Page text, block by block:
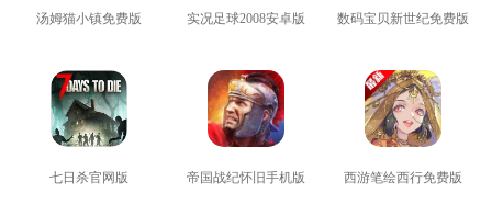
汤姆猫小镇免费版 实况足球2008安卓版 数码宝贝新世纪免费版
七日杀官网版 帝国战纪怀旧手机版 西游笔绘西行免费版